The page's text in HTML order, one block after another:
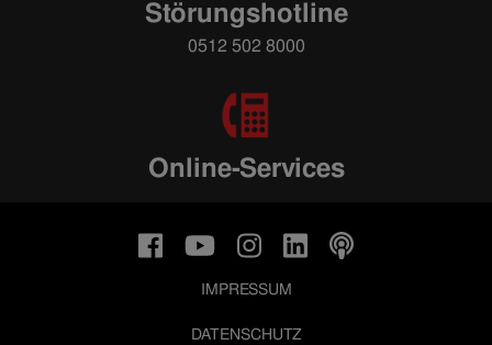
Störungshotline
0512 502 8000
Online-Services
IMPRESSUM
DATENSCHUTZ